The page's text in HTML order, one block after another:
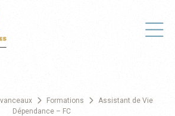
Formations
Assistant de Vie
Dépendance – FC